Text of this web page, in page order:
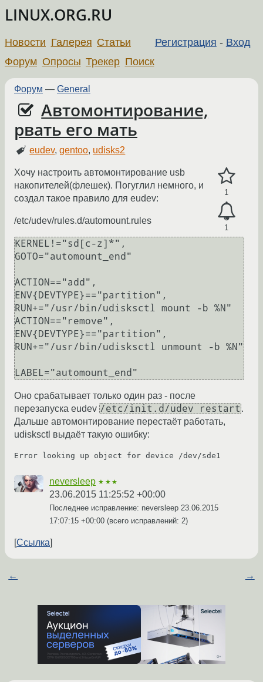
LINUX.ORG.RU
Регистрация - Вход
Новости Галерея Статьи
Форум Опросы Трекер Поиск
Форум — General
Автомонтирование,
рвать его мать
eudev,gentoo, udisks2
1
1
Хочу настроить автомонтирование usb
накопителей(флешек). Погуглил немного, и
создал такое правило для eudev:
/etc/udev/rules.d/automount.rules
KERNEL!="sd[c-z]*",
GOTO="automount_end"
ACTION=="add",
ENV{DEVTYPE}=="partition",
RUN+="/usr/bin/udisksctl mount -b %N"
ACTION=="remove",
ENV{DEVTYPE}=="partition",
RUN+="/usr/bin/udisksctl unmount -b %N"
Оно срабатывает только один раз - после
перезапуска eudev /etc/init.d/udev restart .
Дальше автомонтирование перестаёт работать,
udisksctl выдаёт такую ошибку:
neversleep ★★★
23.06.2015 11:25:52 +00:00
Последнее исправление: neversleep 23.06.2015
17:07:15 +00:00 (всего исправлений: 2)
Ссылка
← →